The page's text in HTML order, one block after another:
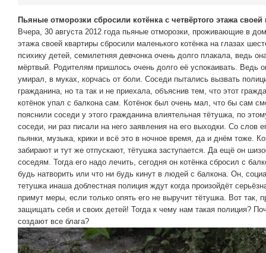
Пьяные отморозки сбросили котёнка с четвёртого этажа своей
Вчера, 30 августа 2012 года пьяные отморозки, проживающие в
этажа своей квартиры сбросили маленького котёнка на глазах
психику детей, семилетняя девчонка очень долго плакала, ведь
мёртвый. Родителям пришлось очень долго её успокаивать. Ведь
умирал, в муках, корчась от боли. Соседи пытались вызвать
гражданина, но та так и не приехала, объяснив тем, что этот
котёнок упал с балкона сам. Котёнок был очень мал, что бы сам
пояснили соседи у этого гражданина влиятельная тётушка, по
соседи, ни раз писали на него заявления на его выходки. Со слов
пьянки, музыка, крики и всё это в ночное время, да и днём тоже.
забирают и тут же отпускают, тётушка заступается. Да ещё он
соседям. Тогда его надо лечить, сегодня он котёнка сбросил с
будь натворить или что ни будь кинут в людей с балкона. Он,
тетушка инаша доблестная полиция ждут когда произойдёт
примут меры, если только опять его не выручит тётушка. Вот так,
защищать себя и своих детей! Тогда к чему нам такая полиция?
создают все блага?